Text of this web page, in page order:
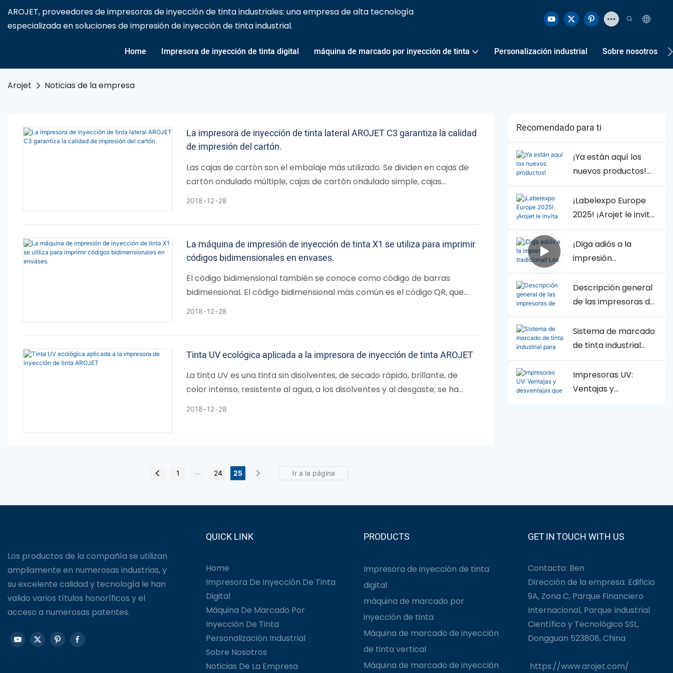
AROJET, proveedores de impresoras de inyección de tinta industriales: una empresa de alta tecnología
especializada en soluciones de impresión de inyección de tinta industrial.
Home Impresora de inyección de tinta digital máquina de marcado por inyección de tinta Personalización industrial Sobre nosotros
Arojet Noticias de la empresa
La impresora de inyección de tinta lateral AROJET C3 garantiza la calidad
de impresión del cartón.
Las cajas de cartón son el embalaje más utilizado. Se dividen en cajas de
cartón ondulado múltiple, cajas de cartón ondulado simple, cajas
laminadas con superficie blanca, cajas de cartón para embalaje exterior
2018 12 28
La máquina de impresión de inyección de tinta X1 se utiliza para imprimir
códigos bidimensionales en envases.
El código bidimensional también se conoce como código de barras
bidimensional. El código bidimensional más común es el código QR, que
significa código de respuesta rápida.
2018 12 28
Tinta UV ecológica aplicada a la impresora de inyección de tinta AROJET
La tinta UV es una tinta sin disolventes, de secado rápido, brillante, de
color intenso, resistente al agua, a los disolventes y al desgaste; se ha
convertido en una tecnología de tinta madura y su emisión de
2018 12 28
1 ... 24 25
Recomendado para ti
¡Ya están aquí los
nuevos productos!
¡Oportunidades de
negocio ilimitadas!
Arojet te invita a
LABELEXPO Asia 2025
¡Labelexpo Europe
2025! ¡Arojet le invita
cordialmente a
reunirse con
nosotros en la Feria
de Impresión de
Etiquetas de
Barcelona!
¡Diga adiós a la
impresión
tradicional! Los
equipos de impresión
digital de etiquetas
por inyección de
tinta de Arojet han
inaugurado una
personalización en
lotes pequeños.
Descripción general
de las impresoras de
codificación y
marcado
Sistema de marcado
de tinta industrial
para impresión CIJ y
TIJ
Impresoras UV:
Ventajas y
Los productos de la compañía se utilizan
ampliamente en numerosas industrias, y
su excelente calidad y tecnología le han
valido varios títulos honoríficos y el
acceso a numerosas patentes.
QUICK LINK
Home
Impresora De Inyección De Tinta
Digital
Máquina De Marcado Por
Inyección De Tinta
Personalización Industrial
Sobre Nosotros
Noticias De La Empresa
PRODUCTS
Impresora de inyección de tinta
digital
máquina de marcado por
inyección de tinta
Máquina de marcado de inyección
de tinta vertical
Máquina de marcado de inyección
GET IN TOUCH WITH US
Contacto: Ben
Dirección de la empresa: Edificio
9A, Zona C, Parque Financiero
Internacional, Parque Industrial
Científico y Tecnológico SSL,
Dongguan 523808, China
https://www.arojet.com/